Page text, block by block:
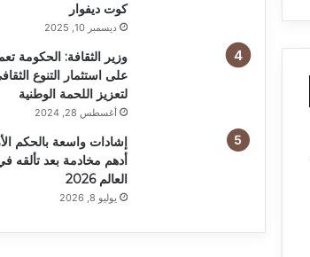
كوت ديفوار
ديسمبر 10, 2025
وزير الثقافة: الحكومة
على استثمار التنوع
لتعزيز اللحمة الوطنية
أغسطس 28, 2024
إشادات واسعة بالحكم
أدهم مخادمة بعد تألقه
العالم 2026
يوليو 8, 2026